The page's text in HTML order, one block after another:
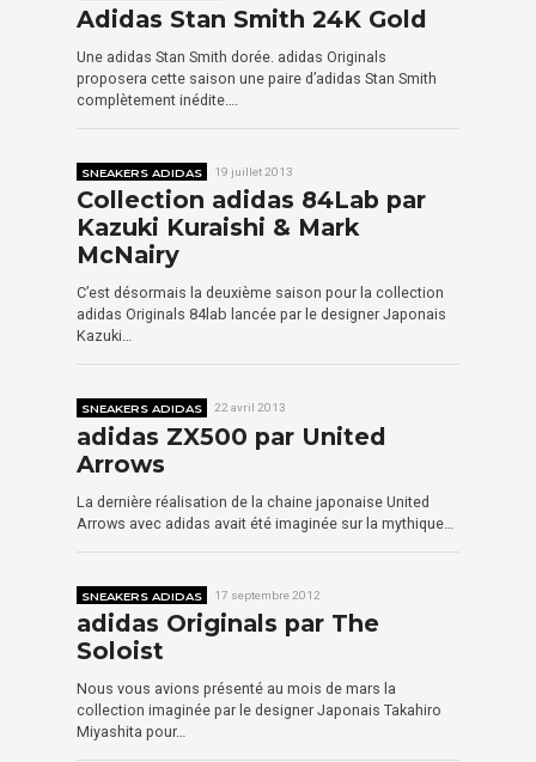
Adidas Stan Smith 24K Gold
Une adidas Stan Smith dorée. adidas Originals
proposera cette saison une paire d’adidas Stan Smith
complètement inédite….
SNEAKERS ADIDAS 19 juillet 2013
Collection adidas 84Lab par
Kazuki Kuraishi & Mark
McNairy
C’est désormais la deuxième saison pour la collection
adidas Originals 84lab lancée par le designer Japonais
Kazuki…
SNEAKERS ADIDAS 22 avril 2013
adidas ZX500 par United
Arrows
La dernière réalisation de la chaine japonaise United
Arrows avec adidas avait été imaginée sur la mythique…
SNEAKERS ADIDAS 17 septembre 2012
adidas Originals par The
Soloist
Nous vous avions présenté au mois de mars la
collection imaginée par le designer Japonais Takahiro
Miyashita pour…